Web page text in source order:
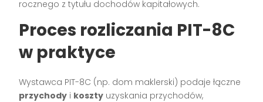
rocznego z tytułu dochodów kapitałowych.
Proces rozliczania PIT-8C
w praktyce
Wystawca PIT-8C (np. dom maklerski) podaje łączne
przychody i koszty uzyskania przychodów,